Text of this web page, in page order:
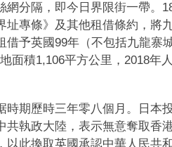
網分隔，即今日界限街一帶。
址專條》及其他租借條約，將
借予英國99年（不包括九龍寨
面積1,106平方公里，2018年
時期歷時三年零八個月。日本
共執政大陸，表示無意奪取香
以此換取英國承認中華人民共